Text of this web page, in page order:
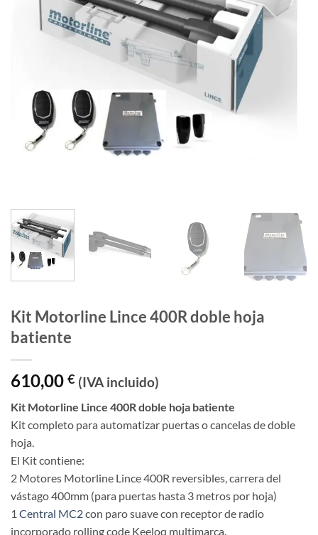
Kit Motorline Lince 400R doble hoja
batiente
610,00 € (IVA incluido)
Kit Motorline Lince 400R doble hoja batiente
Kit completo para automatizar puertas o cancelas de doble
hoja.
El Kit contiene:
2 Motores Motorline Lince 400R reversibles, carrera del
vástago 400mm (para puertas hasta 3 metros por hoja)
1 Central MC2con paro suave con receptor de radio
incorporado rolling code Keeloq multimarca.